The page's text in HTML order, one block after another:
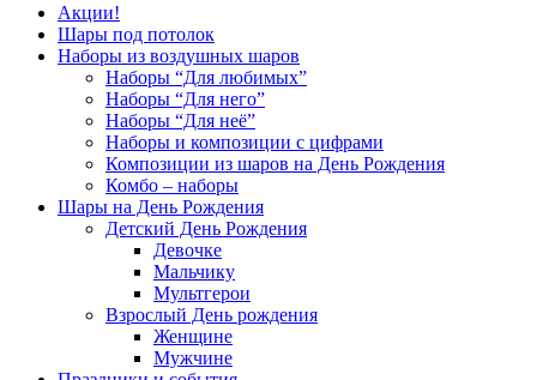
Акции!
Шары под потолок
Наборы из воздушных шаров
Наборы “Для любимых”
Наборы “Для него”
Наборы “Для неё”
Наборы и композиции с цифрами
Композиции из шаров на День Рождения
Комбо – наборы
Шары на День Рождения
Детский День Рождения
Девочке
Мальчику
Мультгерои
Взрослый День рождения
Женщине
Мужчине